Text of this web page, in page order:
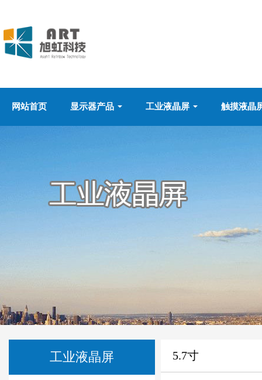
网站首页 显示器产品 工业液晶屏 触摸液晶
工业液晶屏 5.7寸